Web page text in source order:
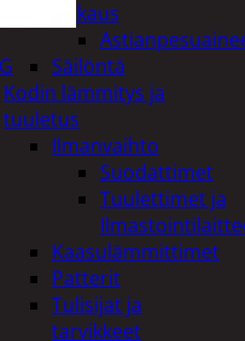
Tiskaus
Säilöntä
Kodin lämmitys ja
tuuletus
Ilmanvaihto
Suodattimet
Tuulettimet ja
Kaasulämmittimet
Patterit
Tulisijat ja
tarvikkeet